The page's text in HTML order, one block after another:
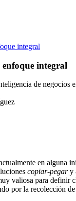
integral
integral
de negocios
en
copiar-pegary
valiosa para
por la recolección